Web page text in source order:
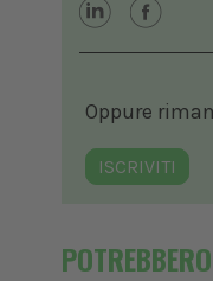
Oppure
ISCRIVITI